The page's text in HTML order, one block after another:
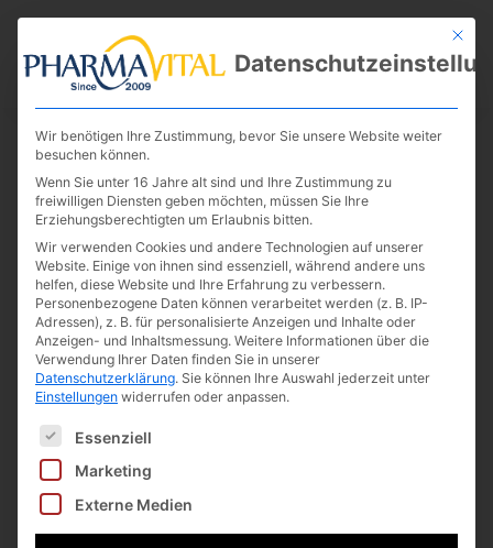
Omega-3 500 mg 120 Kapseln
Mit
Wir benötigen Ihre Zustimmung, bevor Sie unsere Website weiter
besuchen können.
Wenn Sie unter 16 Jahre alt sind und Ihre Zustimmung zu
freiwilligen Diensten geben möchten, müssen Sie Ihre
Erziehungsberechtigten um Erlaubnis bitten.
Wir verwenden Cookies und andere Technologien auf unserer
Website. Einige von ihnen sind essenziell, während andere uns
helfen, diese Website und Ihre Erfahrung zu verbessern.
Personenbezogene Daten können verarbeitet werden (z. B. IP-
Adressen), z. B. für personalisierte Anzeigen und Inhalte oder
Anzeigen- und Inhaltsmessung. Weitere Informationen über die
Verwendung Ihrer Daten finden Sie in unserer
Datenschutzerklärung. Sie können Ihre Auswahl jederzeit unter
Einstellungen widerrufen oder anpassen.
Es folgt eine Liste der Service-Gruppen, für die eine
Essenziell
Marketing
Externe Medien